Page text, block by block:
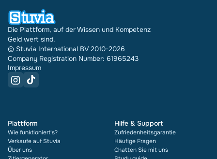
Die Plattform, auf der Wissen und Kompetenz
Geld wert sind.
© Stuvia International BV 2010-2026
Company Registration Number: 61965243
Impressum
Plattform
Wie funktioniert's?
Verkaufe auf Stuvia
Über uns
Hilfe & Support
Zufriedenheitsgarantie
Häufige Fragen
Chatten Sie mit uns